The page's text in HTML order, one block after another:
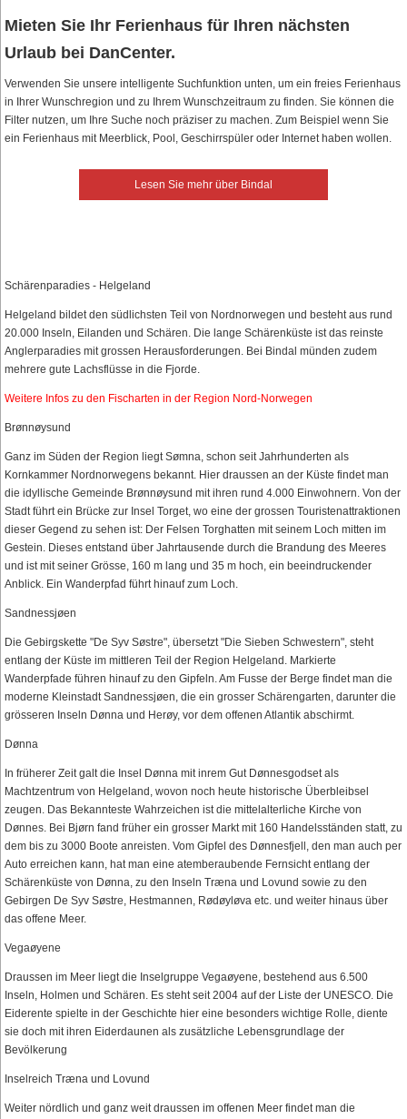
Mieten Sie Ihr Ferienhaus für Ihren nächsten
Urlaub bei DanCenter.
Verwenden Sie unsere intelligente Suchfunktion unten, um ein freies Ferienhaus
in Ihrer Wunschregion und zu Ihrem Wunschzeitraum zu finden. Sie können die
Filter nutzen, um Ihre Suche noch präziser zu machen. Zum Beispiel wenn Sie
ein Ferienhaus mit Meerblick, Pool, Geschirrspüler oder Internet haben wollen.
Lesen Sie mehr über Bindal
Schärenparadies - Helgeland
Helgeland bildet den südlichsten Teil von Nordnorwegen und besteht aus rund
20.000 Inseln, Eilanden und Schären. Die lange Schärenküste ist das reinste
Anglerparadies mit grossen Herausforderungen. Bei Bindal münden zudem
mehrere gute Lachsflüsse in die Fjorde.
Weitere Infos zu den Fischarten in der Region Nord-Norwegen
Brønnøysund
Ganz im Süden der Region liegt Sømna, schon seit Jahrhunderten als
Kornkammer Nordnorwegens bekannt. Hier draussen an der Küste findet man
die idyllische Gemeinde Brønnøysund mit ihren rund 4.000 Einwohnern. Von der
Stadt führt ein Brücke zur Insel Torget, wo eine der grossen Touristenattraktionen
dieser Gegend zu sehen ist: Der Felsen Torghatten mit seinem Loch mitten im
Gestein. Dieses entstand über Jahrtausende durch die Brandung des Meeres
und ist mit seiner Grösse, 160 m lang und 35 m hoch, ein beeindruckender
Anblick. Ein Wanderpfad führt hinauf zum Loch.
Sandnessjøen
Die Gebirgskette "De Syv Søstre", übersetzt "Die Sieben Schwestern", steht
entlang der Küste im mittleren Teil der Region Helgeland. Markierte
Wanderpfade führen hinauf zu den Gipfeln. Am Fusse der Berge findet man die
moderne Kleinstadt Sandnessjøen, die ein grosser Schärengarten, darunter die
grösseren Inseln Dønna und Herøy, vor dem offenen Atlantik abschirmt.
Dønna
In früherer Zeit galt die Insel Dønna mit inrem Gut Dønnesgodset als
Machtzentrum von Helgeland, wovon noch heute historische Überbleibsel
zeugen. Das Bekannteste Wahrzeichen ist die mittelalterliche Kirche von
Dønnes. Bei Bjørn fand früher ein grosser Markt mit 160 Handelsständen statt, zu
dem bis zu 3000 Boote anreisten. Vom Gipfel des Dønnesfjell, den man auch per
Auto erreichen kann, hat man eine atemberaubende Fernsicht entlang der
Schärenküste von Dønna, zu den Inseln Træna und Lovund sowie zu den
Gebirgen De Syv Søstre, Hestmannen, Rødøyløva etc. und weiter hinaus über
das offene Meer.
Vegaøyene
Draussen im Meer liegt die Inselgruppe Vegaøyene, bestehend aus 6.500
Inseln, Holmen und Schären. Es steht seit 2004 auf der Liste der UNESCO. Die
Eiderente spielte in der Geschichte hier eine besonders wichtige Rolle, diente
sie doch mit ihren Eiderdaunen als zusätzliche Lebensgrundlage der
Bevölkerung
Inselreich Træna und Lovund
Weiter nördlich und ganz weit draussen im offenen Meer findet man die